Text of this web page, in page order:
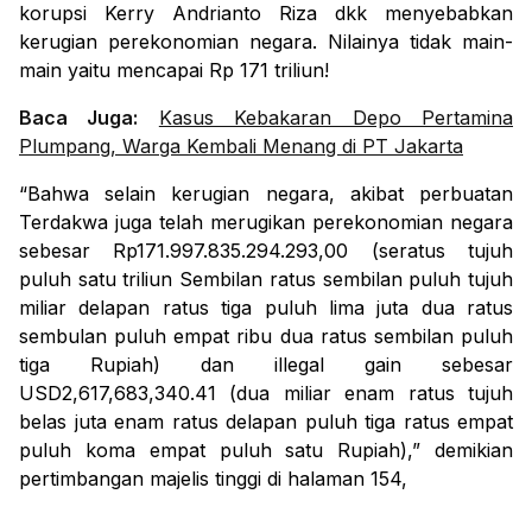
korupsi Kerry Andrianto Riza dkk menyebabkan
kerugian perekonomian negara. Nilainya tidak main-
main yaitu mencapai Rp 171 triliun!
Baca Juga:
Kasus Kebakaran Depo Pertamina
Plumpang, Warga Kembali Menang di PT Jakarta
“Bahwa selain kerugian negara, akibat perbuatan
Terdakwa juga telah merugikan perekonomian negara
sebesar Rp171.997.835.294.293,00 (seratus tujuh
puluh satu triliun Sembilan ratus sembilan puluh tujuh
miliar delapan ratus tiga puluh lima juta dua ratus
sembulan puluh empat ribu dua ratus sembilan puluh
tiga Rupiah) dan illegal gain sebesar
USD2,617,683,340.41 (dua miliar enam ratus tujuh
belas juta enam ratus delapan puluh tiga ratus empat
puluh koma empat puluh satu Rupiah),” demikian
pertimbangan majelis tinggi di halaman 154,